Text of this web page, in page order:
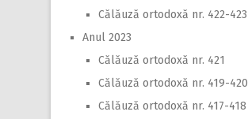
Călăuză ortodoxă nr. 422-423
Anul 2023
Călăuză ortodoxă nr. 421
Călăuză ortodoxă nr. 419-420
Călăuză ortodoxă nr. 417-418